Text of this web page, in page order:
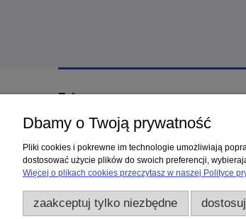
Zakupy
Czas realizacji zlecenia
Formy płatności
Koszt dostawy
Dbamy o Twoją prywatność
Pliki cookies i pokrewne im technologie umożliwiają
dostosować użycie plików do swoich preferencji,
Więcej o plikach cookies przeczytasz w naszej Polityce
zaakceptuj tylko niezbędne